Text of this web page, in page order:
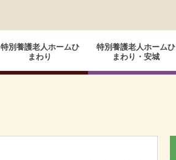
特別養護老人ホームひ
まわり
特別養護老人ホームひ
まわり・安城